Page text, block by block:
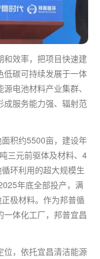
和效率，把项目快速建
低碳可持续发展于一体
电池材料产业集群、
成服务能力强、辐射范
积约5500亩，建设年
三元前驱体及材料、4
环利用的超大规模生
年底全部投产，满
极材料。作为邦普循
一体化工厂，邦普宜昌
位，依托宜昌清洁能源